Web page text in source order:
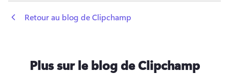
Retour au blog de Clipchamp
Plus sur le blog de Clipchamp